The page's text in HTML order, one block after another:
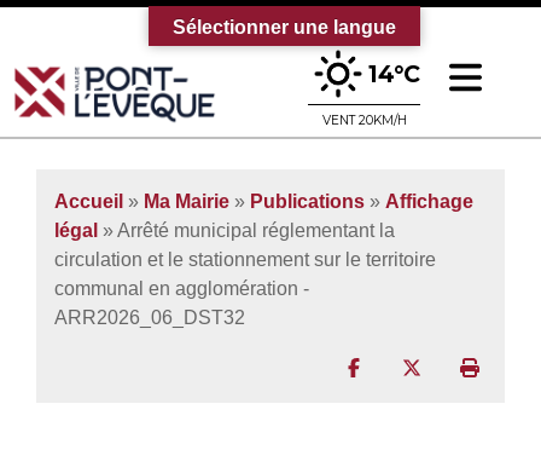
Bienvenue sur le site officiel de la
14°C
VENT 20KM/H
Accueil » Ma Mairie » Publications » Affichage
légal » Arrêté municipal réglementant la
circulation et le stationnement sur le territoire
communal en agglomération -
ARR2026_06_DST32
Partager surPartager sur
Sélectionner une langue